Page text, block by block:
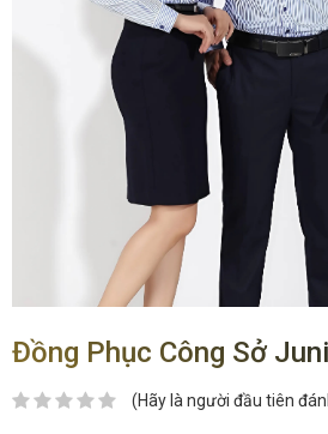
Đồng Phục Công Sở
(Hãy là người đầu tiên